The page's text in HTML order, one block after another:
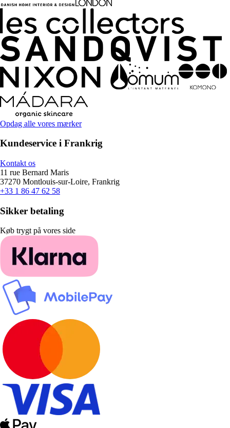
Opdag alle vores mærker
Kundeservice i Frankrig
Kontakt os
11 rue Bernard Maris
37270 Montlouis-sur-Loire, Frankrig
+33 1 86 47 62 58
Sikker betaling
Køb trygt på vores side